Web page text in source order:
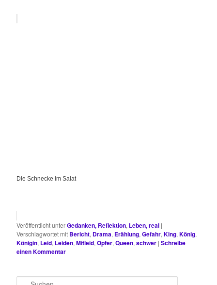
Die Schnecke im Salat
Veröffentlicht unterGedanken, Reflektion, Leben, real |
Verschlagwortet mit Bericht, Drama, Erählung,Gefahr,King,König,
Königin, Leid, Leiden,Mitleid,Opfer,Queen,schwer |Schreibe
einen Kommentar